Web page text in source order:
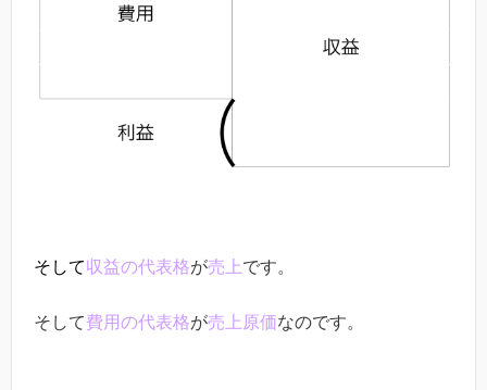
そして収益の代表格が売上です。
そして費用の代表格が売上原価なのです。